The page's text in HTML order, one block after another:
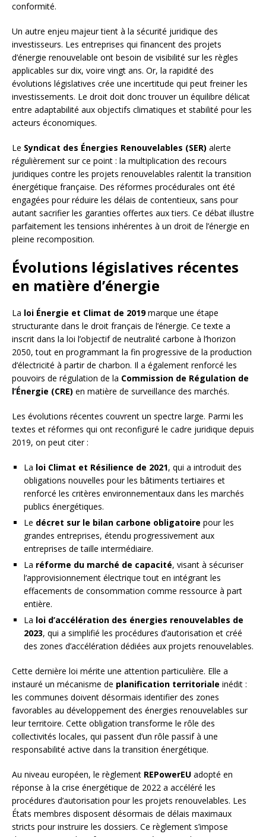
conformité.
Un autre enjeu majeur tient à la sécurité juridique des
investisseurs. Les entreprises qui financent des projets
d’énergie renouvelable ont besoin de visibilité sur les règles
applicables sur dix, voire vingt ans. Or, la rapidité des
évolutions législatives crée une incertitude qui peut freiner les
investissements. Le droit doit donc trouver un équilibre délicat
entre adaptabilité aux objectifs climatiques et stabilité pour les
acteurs économiques.
Le Syndicat des Énergies Renouvelables (SER) alerte
régulièrement sur ce point : la multiplication des recours
juridiques contre les projets renouvelables ralentit la transition
énergétique française. Des réformes procédurales ont été
engagées pour réduire les délais de contentieux, sans pour
autant sacrifier les garanties offertes aux tiers. Ce débat illustre
parfaitement les tensions inhérentes à un droit de l’énergie en
pleine recomposition.
Évolutions législatives récentes
en matière d’énergie
La loi Énergie et Climat de 2019marque une étape
structurante dans le droit français de l’énergie. Ce texte a
inscrit dans la loi l’objectif de neutralité carbone à l’horizon
2050, tout en programmant la fin progressive de la production
d’électricité à partir de charbon. Il a également renforcé les
pouvoirs de régulation de la Commission de Régulation de
l’Énergie (CRE) en matière de surveillance des marchés.
Les évolutions récentes couvrent un spectre large. Parmi les
textes et réformes qui ont reconfiguré le cadre juridique depuis
2019, on peut citer :
La loi Climat et Résilience de 2021, qui a introduit des
obligations nouvelles pour les bâtiments tertiaires et
renforcé les critères environnementaux dans les marchés
publics énergétiques.
Le décret sur le bilan carbone obligatoire pour les
grandes entreprises, étendu progressivement aux
entreprises de taille intermédiaire.
La réforme du marché de capacité, visant à sécuriser
l’approvisionnement électrique tout en intégrant les
effacements de consommation comme ressource à part
entière.
La loi d’accélération des énergies renouvelables de
2023, qui a simplifié les procédures d’autorisation et créé
des zones d’accélération dédiées aux projets renouvelables.
Cette dernière loi mérite une attention particulière. Elle a
instauré un mécanisme de planification territoriale inédit :
les communes doivent désormais identifier des zones
favorables au développement des énergies renouvelables sur
leur territoire. Cette obligation transforme le rôle des
collectivités locales, qui passent d’un rôle passif à une
responsabilité active dans la transition énergétique.
Au niveau européen, le règlement REPowerEU adopté en
réponse à la crise énergétique de 2022 a accéléré les
procédures d’autorisation pour les projets renouvelables. Les
États membres disposent désormais de délais maximaux
stricts pour instruire les dossiers. Ce règlement s’impose